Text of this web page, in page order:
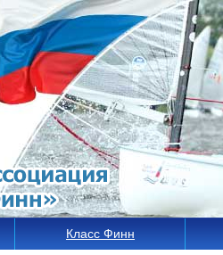
Класс Финн